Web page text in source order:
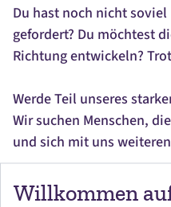
Willkommen
Du hast noch nicht
gefordert? Du möchtest
Richtung entwickeln?
Werde Teil unseres
Wir suchen Menschen,
und sich mit uns